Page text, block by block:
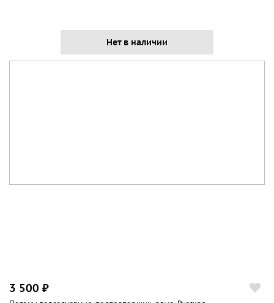
Нет в наличии
3 500 ₽